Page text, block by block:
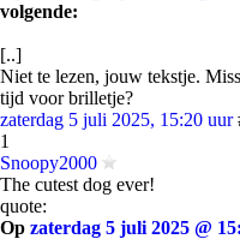
volgende:
[..]
Niet te lezen, jouw tekstje.
tijd voor brilletje?
zaterdag 5 juli 2025, 15:20 uur
1
Snoopy2000
The cutest dog ever!
quote:
Op zaterdag 5 juli 2025 @